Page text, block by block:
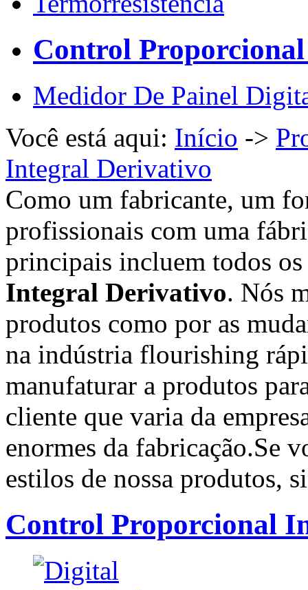
Control
Medidor De Painel
Você está aqui: Início ->
Integral Derivativo
Como um fabricante, um
profissionais com uma
principais incluem todos
Integral Derivativo. Nós
produtos como por as
na indústria flourishing
manufaturar a produtos
cliente que varia da
enormes da fabricação.Se
estilos de nossa produtos,
Control Proporcional